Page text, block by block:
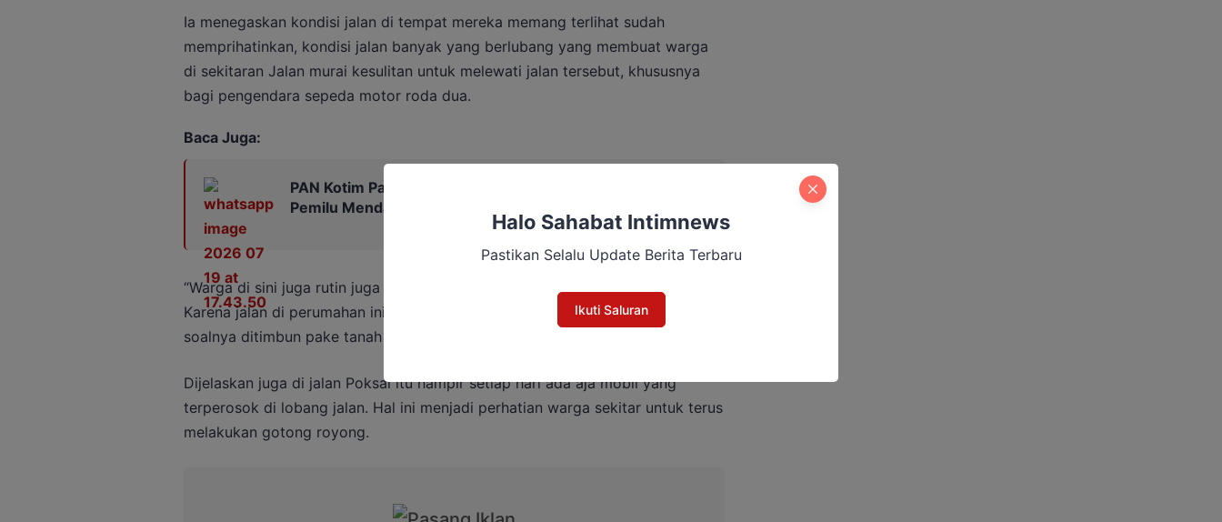
Ia menegaskan kondisi jalan di tempat mereka memang terlihat sudah
memprihatinkan, kondisi jalan banyak yang berlubang yang membuat warga
di sekitaran Jalan murai kesulitan untuk melewati jalan tersebut, khususnya
bagi pengendara sepeda motor roda dua.
Baca Juga:
PAN Kotim Panaskan Mesin Partai, Bidik Kemenangan di
Pemilu Mendatang
“Warga di sini juga rutin juga melakukan gotong royong setiap hari minggu.
Karena jalan di perumahan ini kalau hujan pasti banyak lobang dan licin
soalnya ditimbun pake tanah aja kan selama ini,” pungkasnya.
Dijelaskan juga di jalan Poksai itu hampir setiap hari ada aja mobil yang
terperosok di lobang jalan. Hal ini menjadi perhatian warga sekitar untuk terus
melakukan gotong royong.
Halo Sahabat Intimnews
Pastikan Selalu Update Berita Terbaru
Ikuti Saluran